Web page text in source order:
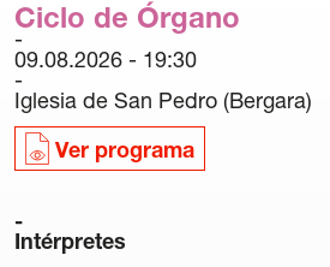
Ediciones
Sedes
Curso de
Ciclo de Órgano
09.08.2026 - 19:30
Iglesia de San Pedro (Bergara)
Ver programa
Intérpretes